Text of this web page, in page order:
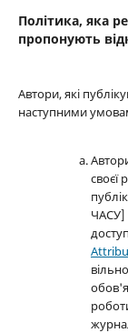
Політика, яка
пропонують
Автори, які
наступними
своєї
ЧАСУ]